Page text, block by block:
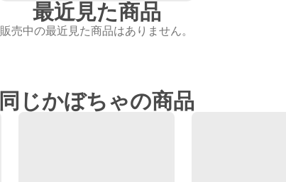
最近見た商品
販売中の最近見た商品はありません。
同じかぼちゃの商品